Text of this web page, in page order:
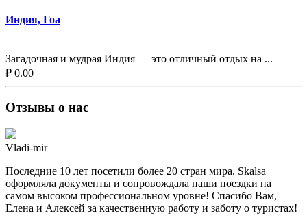
Индия, Гоа
Загадочная и мудрая Индия — это отличный отдых на ...
₽ 0.00
Отзывы о нас
Vladi-mir
Последние 10 лет посетили более 20 стран мира. Skalsa
оформляла документы и сопровождала наши поездки на
самом высоком профессиональном уровне! Спасибо Вам,
Елена и Алексей за качественную работу и заботу о туристах!